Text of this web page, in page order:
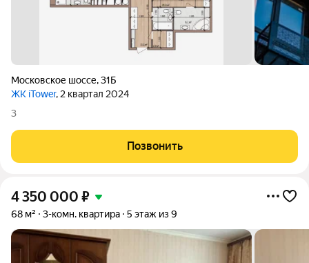
Московское шоссе,31Б
ЖК iTower, 2 квартал 2024
3
Позвонить
4 350 000 ₽
68 м² 3-комн. квартира 5 этаж из 9